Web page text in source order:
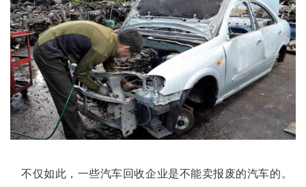
不仅如此，一些汽车回收企业是不能卖报废的汽车的。